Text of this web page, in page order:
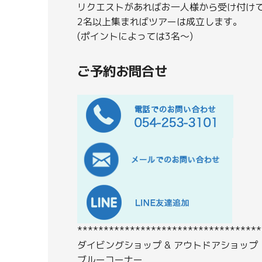
リクエストがあればお一人様から受け付け
2名以上集まればツアーは成立します。
(ポイントによっては3名～)
ご予約お問合せ
ダイビングショップ & アウトドアショップ